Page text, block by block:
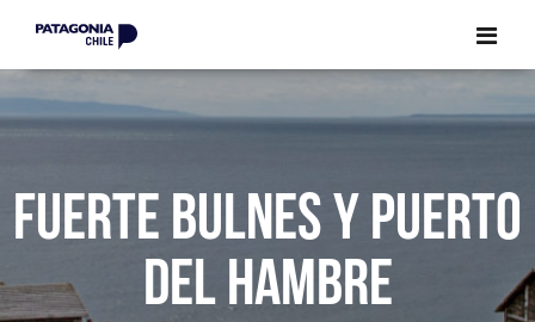
FUERTE BULNES Y PUERTO
DEL HAMBRE